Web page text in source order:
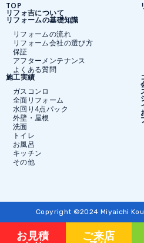
お見積 ご来店
TOP
リフォ吉について
リフォームの基礎知識
リフォームの流れ
リフォーム会社の選び方
保証
アフターメンテナンス
よくある質問
施工実績
ガスコンロ
全面リフォーム
水回り4点パック
外壁・屋根
洗面
トイレ
お風呂
キッチン
その他
Copyright ©2024 Miyaichi